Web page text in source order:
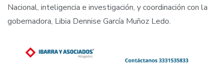
Nacional, inteligencia e investigación, y coordinación con la
gobernadora, Libia Dennise García Muñoz Ledo.